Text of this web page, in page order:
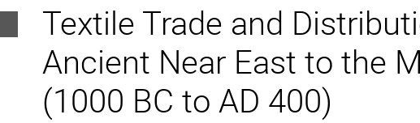
Textile Trade and
Ancient Near East to the
(1000 BC to AD 400)